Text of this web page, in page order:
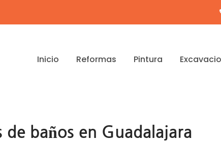
Inicio Reformas Pintura
de baños en Guadalajara